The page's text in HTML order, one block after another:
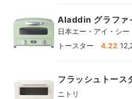
Aladdin グラファ
日本エー・アイ・シー
トースター
4.22
フラッシュトース
ニトリ